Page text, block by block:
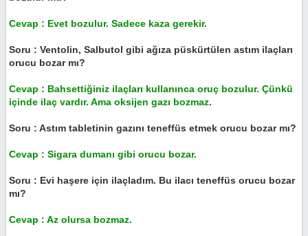
Cevap : Evet bozulur. Sadece kaza gerekir.
Soru : Ventolin, Salbutol gibi ağıza püskürtülen astım ilaçları
orucu bozar mı?
Cevap : Bahsettiğiniz ilaçları kullanınca oruç bozulur. Çünkü
içinde ilaç vardır. Ama oksijen gazı bozmaz.
Soru : Astım tabletinin gazını teneffüs etmek orucu bozar mı?
Cevap : Sigara dumanı gibi orucu bozar.
Soru : Evi haşere için ilaçladım. Bu ilacı teneffüs orucu bozar
mı?
Cevap : Az olursa bozmaz.